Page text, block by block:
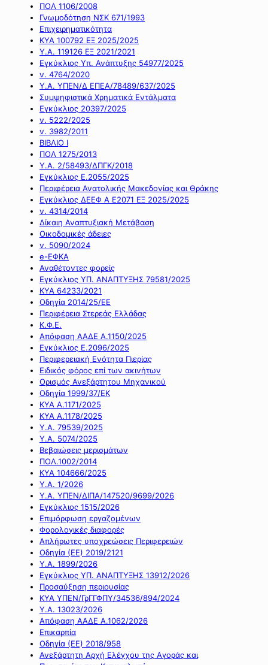
ΠΟΛ 1106/2008
Γνωμοδότηση ΝΣΚ 671/1993
Επιχειρηματικότητα
ΚΥΑ 100792 ΕΞ 2025/2025
Υ.Α. 119126 ΕΞ 2021/2021
Εγκύκλιος Υπ. Ανάπτυξης 54977/2025
ν. 4764/2020
Υ.Α. ΥΠΕΝ/Δ ΕΠΕΑ/78489/637/2025
Συμψηφιστικά Χρηματικά Εντάλματα
Εγκύκλιος 20397/2025
ν. 5222/2025
ν. 3982/2011
ΒΙΒΛΙΟ Ι
ΠΟΛ 1275/2013
Υ.Α. 2/58493/ΔΠΓΚ/2018
Εγκύκλιος Ε.2055/2025
Περιφέρεια Ανατολικής Μακεδονίας και Θράκης
Εγκύκλιος ΔΕΕΦ Α Ε2071 ΕΞ 2025/2025
ν. 4314/2014
Δίκαιη Αναπτυξιακή Μετάβαση
Οικοδομικές άδειες
ν. 5090/2024
e-ΕΦΚΑ
Αναθέτοντες φορείς
Εγκύκλιος ΥΠ. ΑΝΑΠΤΥΞΗΣ 79581/2025
ΚΥΑ 64233/2021
Οδηγία 2014/25/ΕΕ
Περιφέρεια Στερεάς Ελλάδας
Κ.Φ.Ε.
Απόφαση ΑΑΔΕ Α.1150/2025
Εγκύκλιος Ε.2096/2025
Περιφερειακή Ενότητα Πιερίας
Ειδικός φόρος επί των ακινήτων
Ορισμός Ανεξάρτητου Μηχανικού
Οδηγία 1999/37/ΕΚ
ΚΥΑ Α.1171/2025
ΚΥΑ Α.1178/2025
Υ.Α. 79539/2025
Υ.Α. 5074/2025
Βεβαιώσεις μερισμάτων
ΠΟΛ.1002/2014
ΚΥΑ 104666/2025
Υ.Α. 1/2026
Υ.Α. ΥΠΕΝ/ΔΙΠΑ/147520/9699/2026
Εγκύκλιος 1515/2026
Επιμόρφωση εργαζομένων
Φορολογικές διαφορές
Απλήρωτες υποχρεώσεις Περιφερειών
Οδηγία (ΕΕ) 2019/2121
Υ.Α. 1899/2026
Εγκύκλιος ΥΠ. ΑΝΑΠΤΥΞΗΣ 13912/2026
Προσαύξηση περιουσίας
ΚΥΑ ΥΠΕΝ/ΓρΓΓΦΠΥ/34536/894/2024
Υ.Α. 13023/2026
Απόφαση ΑΑΔΕ Α.1062/2026
Επικαρπία
Οδηγία (ΕΕ) 2018/958
Ανεξάρτητη Αρχή Ελέγχου της Αγοράς και